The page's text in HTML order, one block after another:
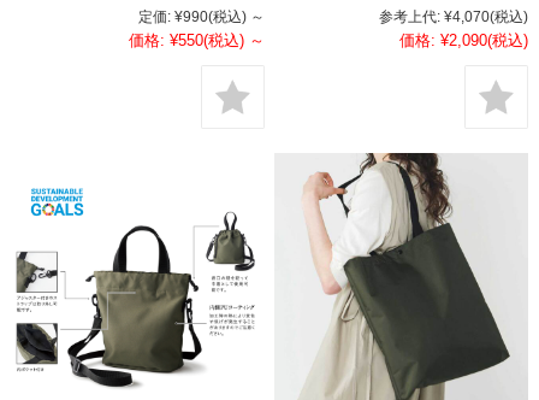
定価: ¥990(税込) ～
価格: ¥550(税込) ～
参考上代: ¥4,070(税込)
価格: ¥2,090(税込)